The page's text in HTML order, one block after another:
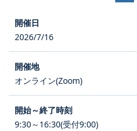
2026/7/16
オンライン(Zoom)
9:30～16:30(受付9:00)